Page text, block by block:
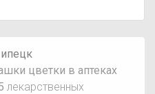
цветки в аптеках
лекарственных